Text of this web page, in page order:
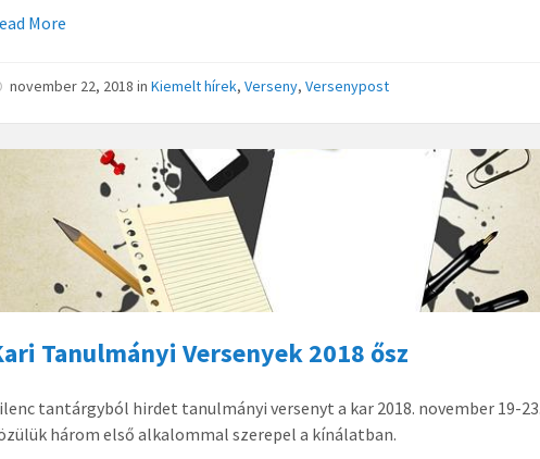
More
november 22, 2018inKiemelt hírek,Verseny,Versenypost
Tanulmányi Versenyek 2018 ősz
tantárgyból hirdet tanulmányi versenyt a kar 2018. november 19-
három első alkalommal szerepel a kínálatban.